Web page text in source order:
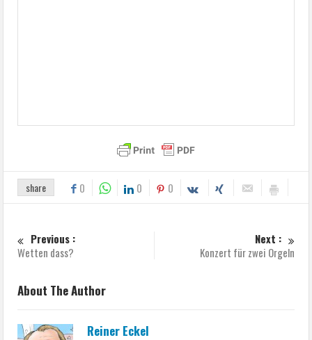
share 0 0 0
Previous :
Wetten dass?
Next :
Konzert für zwei Orgeln
About The Author
Reiner Eckel